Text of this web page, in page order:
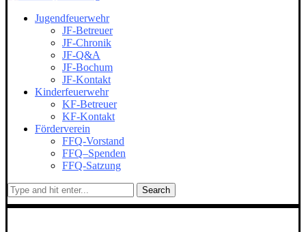
Jugendfeuerwehr
JF-Betreuer
JF-Chronik
JF-Q&A
JF-Bochum
JF-Kontakt
Kinderfeuerwehr
KF-Betreuer
KF-Kontakt
Förderverein
FFQ-Vorstand
FFQ–Spenden
FFQ-Satzung
Search